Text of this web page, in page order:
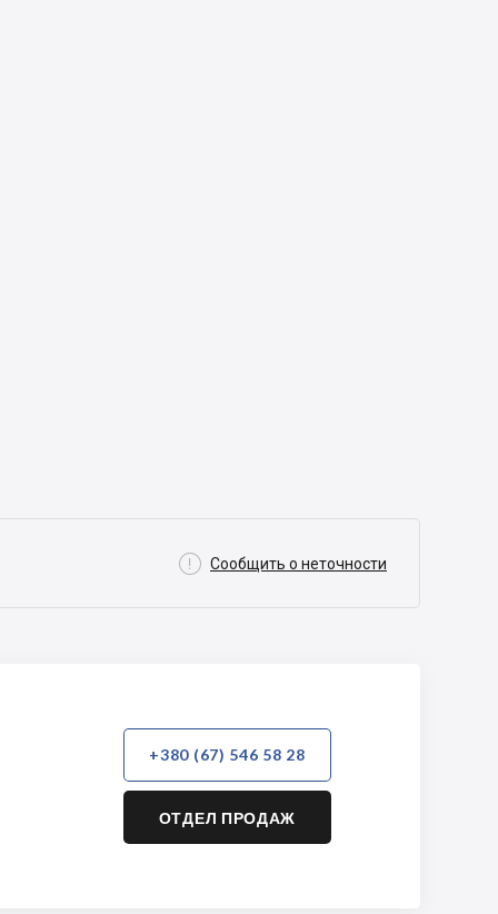
 Сообщить о неточности
+380 (67) 546 58 28
ОТДЕЛ ПРОДАЖ